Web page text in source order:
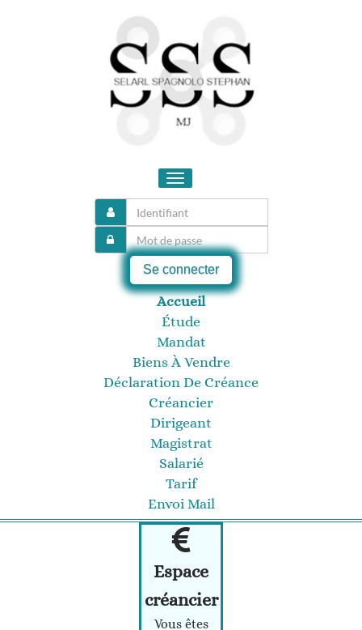
Toggle
navigation
Se connecter
Accueil
Étude
Mandat
Biens À Vendre
Déclaration De Créance
Créancier
Dirigeant
Magistrat
Salarié
Tarif
Envoi Mail
Espace
créancier
Vous êtes